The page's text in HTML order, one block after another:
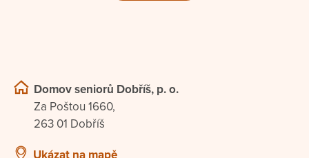
Domov seniorů Dobříš, p. o.
Za Poštou 1660,
263 01 Dobříš